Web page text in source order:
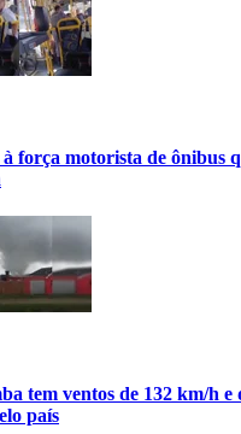
força motorista de ônibus
tem ventos de 132 km/h e
país